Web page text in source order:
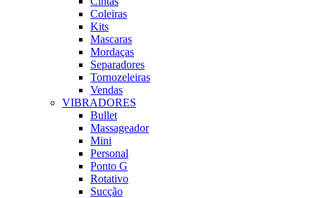
Coleiras
Kits
Mascaras
Mordaças
Separadores
Tornozeleiras
Vendas
VIBRADORES
Bullet
Massageador
Mini
Personal
Ponto G
Rotativo
Sucção